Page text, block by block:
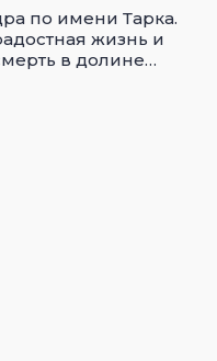
по имени Тарка.
жизнь и
в долине